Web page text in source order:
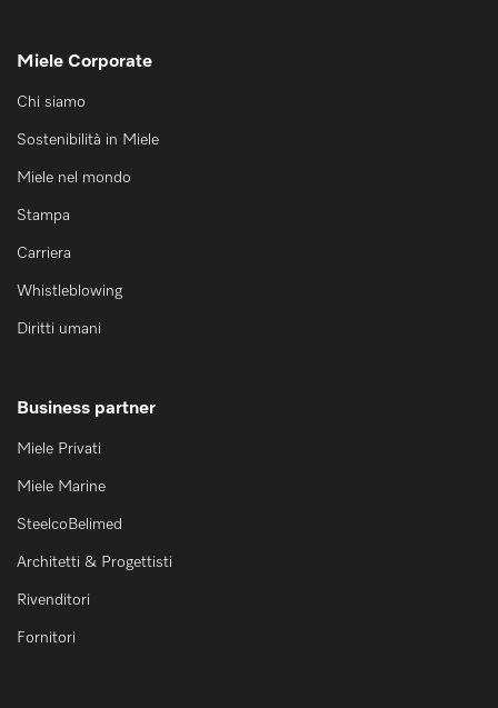
Miele Corporate
Chi siamo
Sostenibilità in Miele
Miele nel mondo
Stampa
Carriera
Whistleblowing
Diritti umani
Business partner
Miele Privati
Miele Marine
SteelcoBelimed
Architetti & Progettisti
Rivenditori
Fornitori